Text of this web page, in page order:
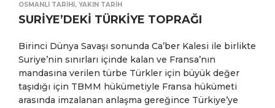
OSMANLI TARIHI, YAKIN TARIH
SURİYE’DEKİ TÜRKİYE TOPRAĞI
Birinci Dünya Savaşı sonunda Ca’ber Kalesi ile birlikte
Suriye’nin sınırları içinde kalan ve Fransa’nın
mandasına verilen türbe Türkler için büyük değer
taşıdığı için TBMM hükümetiyle Fransa hükümeti
arasında imzalanan anlaşma gereğince Türkiye’ye